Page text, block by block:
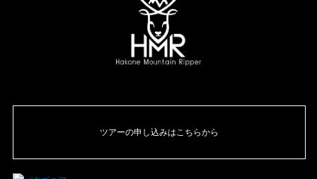
ツアーの申し込みはこちらから